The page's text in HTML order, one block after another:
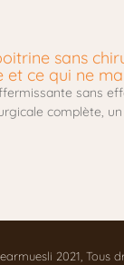
sans
et ce qui ne
sans
complète, un
2021, Tous